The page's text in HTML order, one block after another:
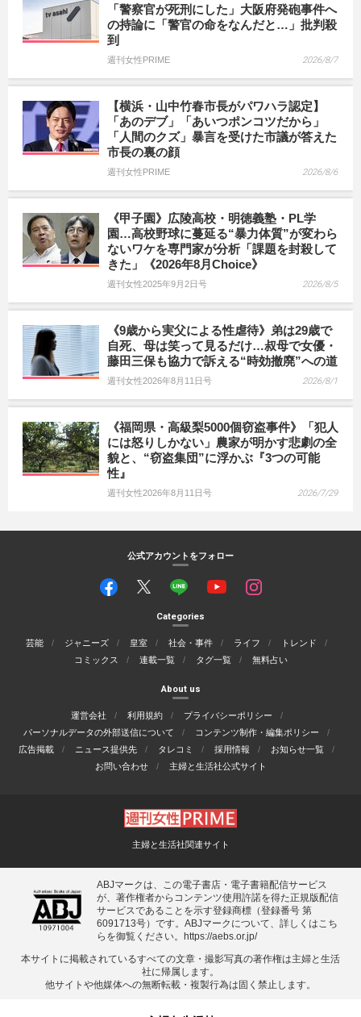
「警察官が死刑にした」大阪府発砲事件へ
の持論に「警官の命をなんだと…」批判殺
到
週刊女性PRIME 2026/8/7
【横浜・山中竹春市長がパワハラ認定】
「あのデブ」「あいつポンコツだから」
「人間のクズ」暴言を受けた市議が答えた
市長の裏の顔
週刊女性PRIME 2026/8/6
《甲子園》広陵高校・明徳義塾・PL学
園…高校野球に蔓延る“暴力体質”が変わら
ないワケを専門家が分析「課題を封殺して
きた」《2026年8月Choice》
週刊女性2025年9月2日号 2026/8/5
《9歳から実父による性虐待》弟は29歳で
自死、母は笑って見るだけ…叔母で女優・
藤田三保も協力で訴える“時効撤廃”への道
週刊女性2026年8月11日号 2026/8/1
《福岡県・高級梨5000個窃盗事件》「犯人
には怒りしかない」農家が明かす悲劇の全
貌と、“窃盗集団”に浮かぶ『3つの可能
性』
週刊女性2026年8月11日号 2026/7/29
公式アカウントをフォロー
Categories
芸能 ジャニーズ 皇室 社会・事件 ライフ
トレンド
コミックス
連載一覧 タグ一覧 無料占い
About us
運営会社 利用規約
プライバシーポリシー
パーソナルデータの外部送信について
コンテンツ制作・編集ポリシー
広告掲載
ニュース提供先 タレコミ 採用情報
お知らせ一覧
お問い合わせ
主婦と生活社公式サイト
主婦と生活社関連サイト
ABJマークは、この電子書店・電子書籍配信サービス
が、著作権者からコンテンツ使用許諾を得た正規版配信
サービスであることを示す登録商標（登録番号 第
6091713号）です。ABJマークについて、詳しくはこち
らを御覧ください。 https://aebs.or.jp/
本サイトに掲載されているすべての⽂章・撮影写真の著作権は主婦と⽣活
社に帰属します。
他サイトや他媒体への無断転載・複製⾏為は固く禁⽌します。